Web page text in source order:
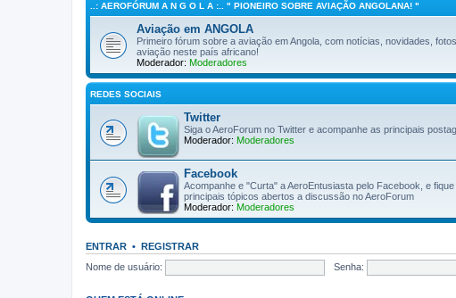
..: AEROFÓRUM A N G O L A :.. " PIONEIRO SOBRE AVIAÇÃO ANGOLANA! "
Aviação em ANGOLA
Primeiro fórum sobre a aviação em Angola, com notícias, novidades,
aviação neste país africano!
Moderador: Moderadores
REDES SOCIAIS
Twitter
Siga o AeroForum no Twitter e acompanhe as principais
Moderador: Moderadores
Facebook
Acompanhe e "Curta" a AeroEntusiasta pelo Facebook, e
principais tópicos abertos a discussão no AeroForum
Moderador: Moderadores
ENTRAR • REGISTRAR
Nome de usuário:
Senha: